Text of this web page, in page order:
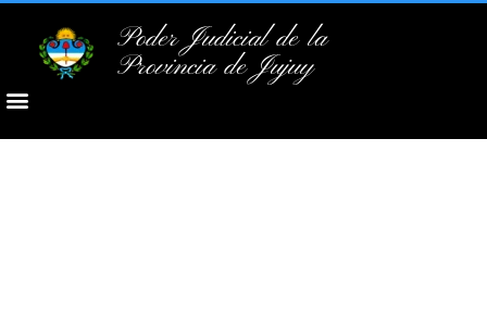
Poder Judicial de la
Provincia de Jujuy